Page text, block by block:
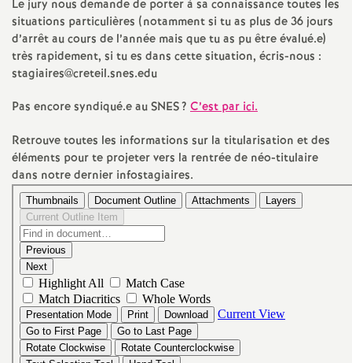
e
i
g
n
e
m
n
Le jury nous demande de porter à sa connaissance toutes les
situations particulières (notamment si tu as plus de 36 jours
d’arrêt au cours de l’année mais que tu as pu être évalué.e)
très rapidement, si tu es dans cette situation, écris-nous :
stagiaires@creteil.snes.edu
Pas encore syndiqué.e auSNES? C’est par ici.
Retrouve toutes les informations sur la titularisation et des
éléments pour te projeter vers la rentrée de néo-titulaire
dans notre dernier infostagiaires.